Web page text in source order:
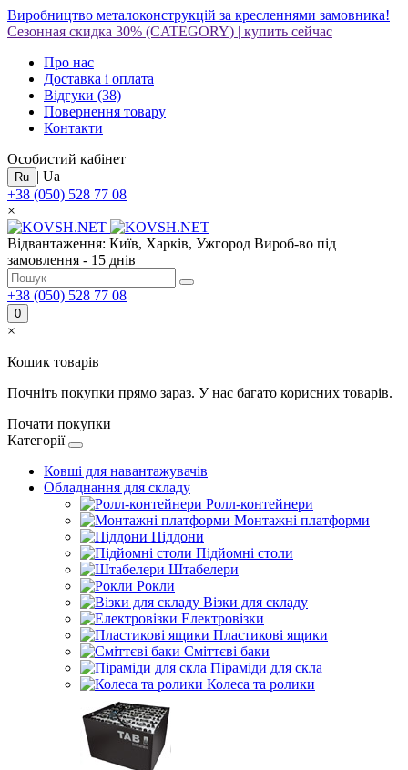
Виробництво металоконструкцій за кресленнями замовника!
Сезонная скидка 30% (CATEGORY) | купить сейчас
Про нас
Доставка і оплата
Відгуки (38)
Повернення товару
Контакти
Особистий кабінет
Ru | Ua
+38 (050) 528 77 08
×
Відвантаження: Київ, Харків, Ужгород Вироб-во під
замовлення - 15 днів
+38 (050) 528 77 08
0
×
Кошик товарів
Почніть покупки прямо зараз. У нас багато корисних товарів.
Почати покупки
Категорії
Ковші для навантажувачів
Обладнання для складу
Ролл-контейнери
Монтажні платформи
Піддони
Підйомні столи
Штабелери
Рокли
Візки для складу
Електровізки
Пластикові ящики
Сміттєві баки
Піраміди для скла
Колеса та ролики